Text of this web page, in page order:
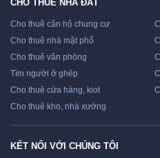
CHO THUÊ NHÀ ĐẤT
Cho thuê căn hộ chung cư
Cho thuê nhà mặt phố
Cho thuê văn phòng
Tìm người ở ghép
Cho thuê cửa hàng, kiot
Cho thuê kho, nhà xưởng
KẾT NỐI VỚI CHÚNG TÔI